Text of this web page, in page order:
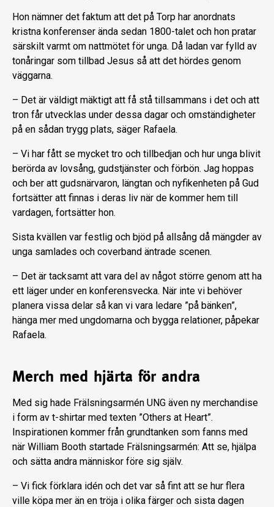
Hon nämner det faktum att det på Torp har anordnats
kristna konferenser ända sedan 1800-talet och hon pratar
särskilt varmt om nattmötet för unga. Då ladan var fylld av
tonåringar som tillbad Jesus så att det hördes genom
väggarna.
– Det är väldigt mäktigt att få stå tillsammans i det och att
tron får utvecklas under dessa dagar och omständigheter
på en sådan trygg plats, säger Rafaela.
– Vi har fått se mycket tro och tillbedjan och hur unga blivit
berörda av lovsång, gudstjänster och förbön. Jag hoppas
och ber att gudsnärvaron, längtan och nyfikenheten på Gud
fortsätter att finnas i deras liv när de kommer hem till
vardagen, fortsätter hon.
Sista kvällen var festlig och bjöd på allsång då mängder av
unga samlades och coverband äntrade scenen.
– Det är tacksamt att vara del av något större genom att ha
ett läger under en konferensvecka. När inte vi behöver
planera vissa delar så kan vi vara ledare ”på bänken”,
hänga mer med ungdomarna och bygga relationer, påpekar
Rafaela.
Merch med hjärta för andra
Med sig hade Frälsningsarmén UNG även ny merchandise
i form av t-shirtar med texten ”Others at Heart”.
Inspirationen kommer från grundtanken som fanns med
när William Booth startade Frälsningsarmén: Att se, hjälpa
och sätta andra människor före sig själv.
– Vi fick förklara idén och det var så fint att se hur flera
ville köpa mer än en tröja i olika färger och sista dagen